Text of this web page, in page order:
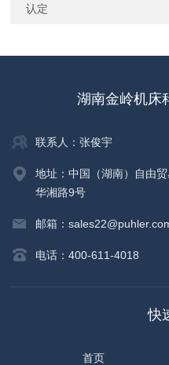
认定
湖南金岭机床
联系人：张俊宇
地址：中国（湖南）自由
华湘路9号
邮箱：
电话：400-611-4018
快
首页